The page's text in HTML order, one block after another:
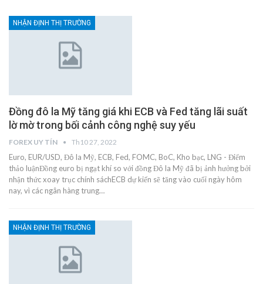
NHẬN ĐỊNH THỊ TRƯỜNG
Đồng đô la Mỹ tăng giá khi ECB và Fed tăng lãi suất
lờ mờ trong bối cảnh công nghệ suy yếu
FOREX UY TÍN Th10 27, 2022
Euro, EUR/USD, Đô la Mỹ, ECB, Fed, FOMC, BoC, Kho bạc, LNG - Điểm
thảo luậnĐồng euro bị ngạt khí so với đồng Đô la Mỹ đã bị ảnh hưởng bởi
nhận thức xoay trục chính sáchECB dự kiến sẽ tăng vào cuối ngày hôm
nay, vì các ngân hàng trung…
NHẬN ĐỊNH THỊ TRƯỜNG